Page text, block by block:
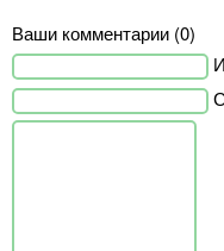
Ваши комментарии (0)